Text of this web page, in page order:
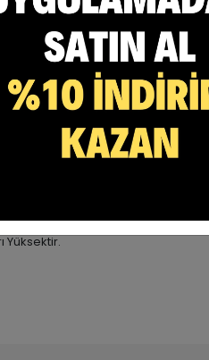
Viscon)
Alabilen Rahat Bir Kumaş Türüdür.
Yapmaz.
Yüksektir.